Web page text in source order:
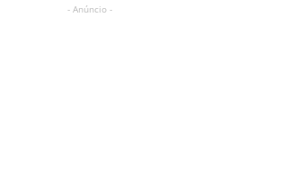
- Anúncio -